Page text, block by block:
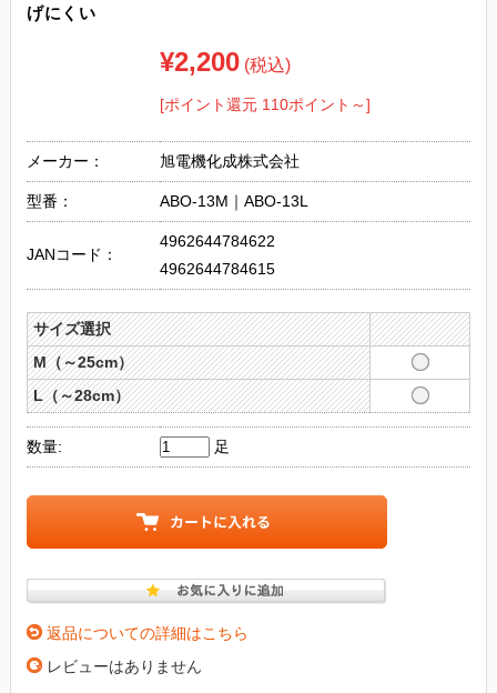
げにくい
¥2,200 (税込)
[ポイント還元 110ポイント～]
メーカー： 旭電機化成株式会社
型番： ABO-13M｜ABO-13L
JANコード：
4962644784622
4962644784615
サイズ選択
M（～25cm）
L（～28cm）
数量: 足
返品についての詳細はこちら
レビューはありません